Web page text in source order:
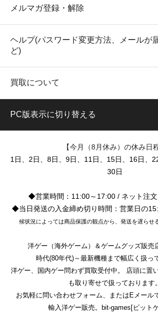
メルマガ登録・解除
ヘルプ(パスワード変更方法、メールが
ど)
買取について
PC版表示に切り替える
【今月（8月休み）の休み日程
1日、2日、8日、9日、11日、15日、16日、
30日
◆営業時間：11:00～17:00 / ネット注
◆当日発送の入金締め切り時間：営業日の
候状況によっては商品保護の観点から、発送を遅らせ
洋ゲー（海外ゲーム）＆ゲームグッズ販売
時代(80年代)～最新機種まで幅広く扱っ
洋ゲー、国内ゲー問わず買取受付中。 店頭に置
も取り寄せで扱っております。
お気軽に問い合わせフォーム、またはEメール
輸入洋ゲー販売。bit-games[ビット